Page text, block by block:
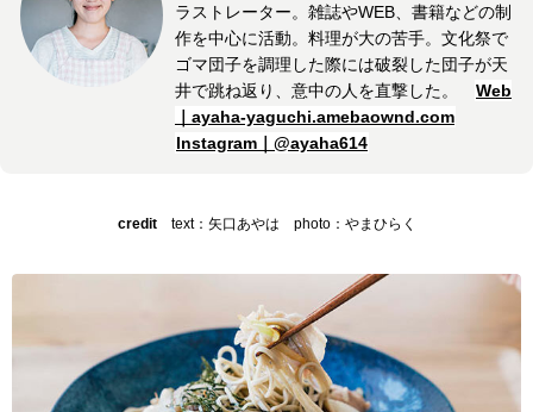
ラストレーター。雑誌やWEB、書籍などの制
作を中心に活動。料理が大の苦手。文化祭で
ゴマ団子を調理した際には破裂した団子が天
井で跳ね返り、意中の人を直撃した。 Web
｜ayaha-yaguchi.amebaownd.com
Instagram｜@ayaha614
credittext：矢口あやは photo：やまひらく